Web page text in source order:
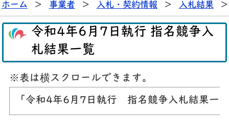
ホーム > 事業者 > 入札・契約情報 > 入札結果 >
令和4年6月7日執行 指名競争入
札結果一覧
※表は横スクロールできます。
「令和4年6月7日執行 指名競争入札結果一